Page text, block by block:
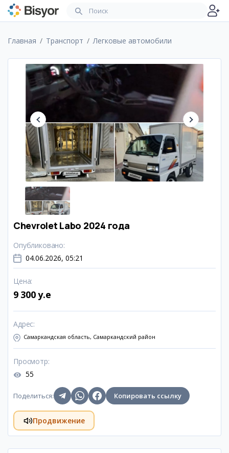
Главная Транспорт Легковые автомобили
Chevrolet Labo 2024 года
Опубликовано:
04.06.2026, 05:21
Цена:
9 300 y.e
Адрес:
Самаркандская область, Самаркандский район
Просмотр:
55
Поделиться: Копировать ссылку
Продвижение